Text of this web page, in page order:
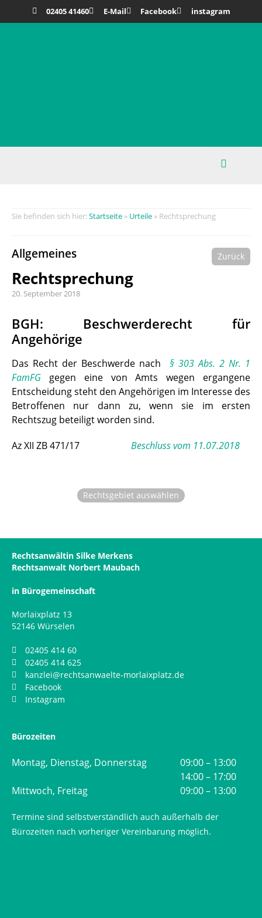
02405 41460 E-Mail Facebook instagram
Startseite » Urteile » Rechtsprechung
Allgemeines Zurück
Rechtsprechung
20. September 2018
BGH: Beschwerderecht für
Angehörige
Das Recht der Beschwerde nach § 303 Abs. 2 Nr. 1
FamFG gegen eine von Amts wegen ergangene
Entscheidung steht den Angehörigen im Interesse des
Betroffenen nur dann zu, wenn sie im ersten
Rechtszug beteiligt worden sind.
Az XII ZB 471/17
Beschluss vom 11.07.2018
Rechtsgebiet auswählen
Rechtsanwältin Silke Merkens
Rechtsanwalt Norbert Maubach
in Bürogemeinschaft
Morlaixplatz 13
52146 Würselen
02405 414 60
02405 414 625
kanzlei@rechtsanwaelte-morlaixplatz.de
Facebook
Instagram
Bürozeiten
Montag, Dienstag, Donnerstag
09:00 – 13:00
14:00 – 17:00
Mittwoch, Freitag
09:00 – 13:00
Termine sind selbstverständlich auch außerhalb der
Bürozeiten nach vorheriger Vereinbarung möglich.